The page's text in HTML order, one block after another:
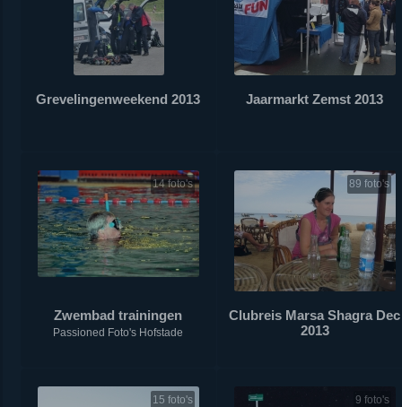
Grevelingenweekend 2013 Jaarmarkt Zemst 2013
14 foto's
Zwembad trainingen
Passioned Foto's Hofstade
89 foto's
Clubreis Marsa Shagra Dec
2013
15 foto's 9 foto's